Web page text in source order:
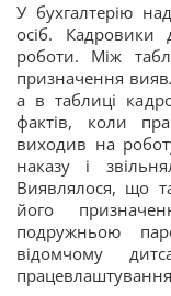
У бухгалтерію
осіб. Кадровики
роботи. Між
призначення
а в таблиці
фактів, коли
виходив на
наказу і
Виявлялося, що
його
подружньою
відомчому